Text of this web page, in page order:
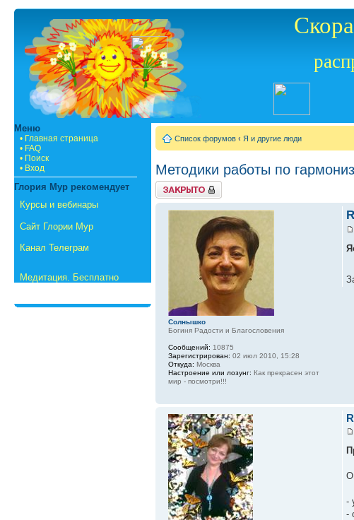
Меню
• Главная страница
• FAQ
• Поиск
• Вход
Глория Мур рекомендует
Курсы и вебинары
Сайт Глории Мур
Канал Телеграм
Медитация. Бесплатно
Список форумов ‹ Я и другие люди
Методики работы по
{
TOPIC_LOCKED_SHORT
}
Солнышко
Богиня Радости и Благословения
Сообщений: 10875
Зарегистрирован: 02 июл 2010, 15:28
Откуда: Москва
Настроение или лозунг: Как прекрасен этот
мир - посмотри!!!
-
-